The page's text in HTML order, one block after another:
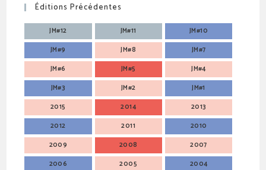
Éditions Précédentes
JM#12 JM#11
JM#10
JM#9
JM#8
JM#7
JM#6
JM#5
JM#4
JM#3
JM#2
JM#1
2015
2014
2013
2012
2011
2010
2009
2008
2007
2006
2005
2004